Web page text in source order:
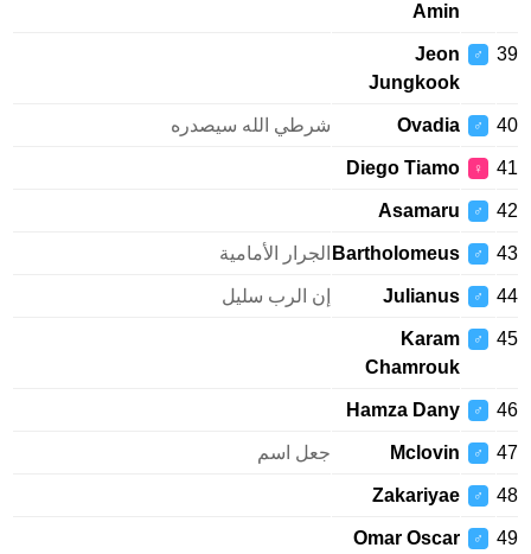
Amin
♂
Jeon
Jungkook
♂
Ovadia شرطي الله سيصدره
♀
Diego Tiamo
♂
Asamaru
♂
Bartholomeusالجرار الأمامية
♂
Julianus إن الرب سليل
♂
Karam
Chamrouk
♂
Hamza Dany
♂
Mclovin جعل اسم
♂
Zakariyae
♂
Omar Oscar